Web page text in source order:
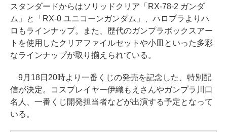
スタンダードからはソリッドクリア「RX‐78‐2 ガンダ
ム」と「RX‐0 ユニコーンガンダム」、ハロプラよりハ
ロもラインナップ。また、歴代のガンプラボックスアー
トを使用したクリアファイルセットや小皿といった多彩
なラインナップが取り揃えられている。
9月18日20時より一番くじの発売を記念した、特別配
信が決定。コスプレイヤー伊織もえさんやガンプラ川口
名人、一番くじ開発担当者などが出演する予定となって
いる。